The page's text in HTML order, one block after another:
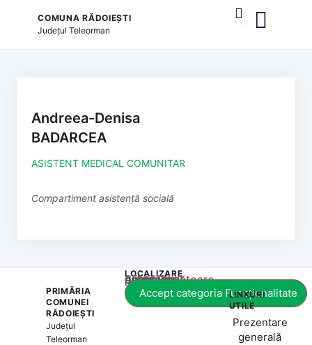
COMUNA RĂDOIEȘTI
JudețulTeleorman
Andreea-Denisa
BADARCEA
ASISTENT MEDICAL COMUNITAR
Compartiment asistență socială
PRIMĂRIA
COMUNEI
RĂDOIEȘTI
Județul
Teleorman
LOCALIZARE
Acest conținut este blocat până când acceptați categoria corespunzătoare de cookie-uri.
Accept categoria Funcționalitate
LINKURI
UTILE
Prezentare
generală